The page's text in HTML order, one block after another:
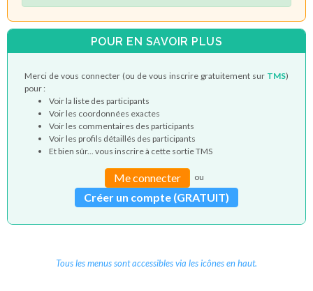
POUR EN SAVOIR PLUS
Merci de vous connecter (ou de vous inscrire gratuitement sur TMS)
pour :
Voir la liste des participants
Voir les coordonnées exactes
Voir les commentaires des participants
Voir les profils détaillés des participants
Et bien sûr... vous inscrire à cette sortie TMS
Me connecter ou
Créer un compte (GRATUIT)
Tous les menus sont accessibles via les icônes en haut.